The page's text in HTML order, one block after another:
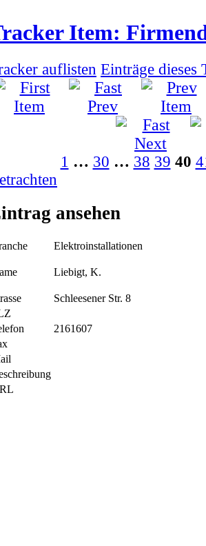
Item:
auflisten Einträge dieses
1 … 30 … 38 39 40
ansehen
Elektroinstallationen
Liebigt, K.
Schleesener Str. 8
2161607